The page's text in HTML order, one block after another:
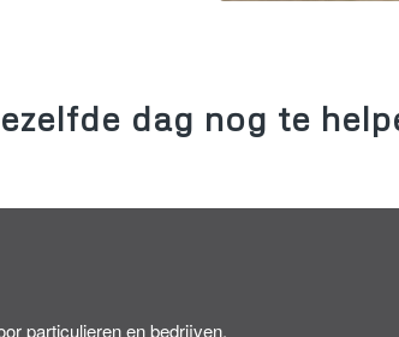
dag nog te
particulieren en bedrijven.